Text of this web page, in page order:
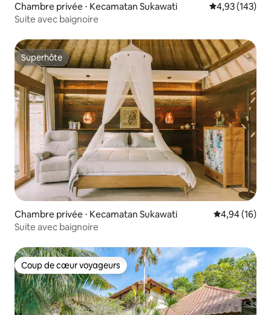
Chambre privée ⋅ Kecamatan Sukawati Évaluation
4,93 (143)
Suite avec baignoire
Superhôte
Superhôte
Chambre privée ⋅ Kecamatan Sukawati Évaluation
4,94 (16)
Suite avec baignoire
Coup de cœur voyageurs
Coup de cœur voyageurs